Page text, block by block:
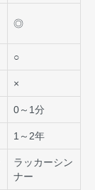
◎
○
×
0～1分
1～2年
ラッカーシン
ナー